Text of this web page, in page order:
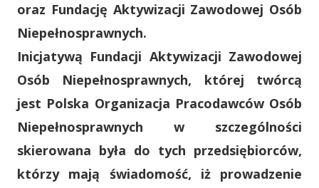
oraz Fundację Aktywizacji Zawodowej Osób
Niepełnosprawnych.
Inicjatywą Fundacji Aktywizacji Zawodowej
Osób Niepełnosprawnych, której twórcą
jest Polska Organizacja Pracodawców Osób
Niepełnosprawnych w szczególności
skierowana była do tych przedsiębiorców,
którzy mają świadomość, iż prowadzenie